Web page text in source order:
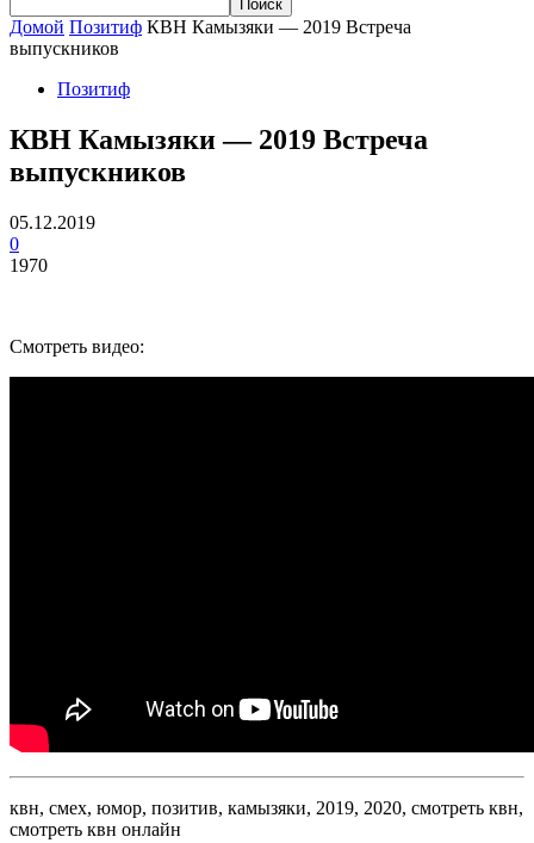
Домой Позитиф КВН Камызяки — 2019 Встреча
выпускников
Позитиф
КВН Камызяки — 2019 Встреча
выпускников
05.12.2019
0
1970
Смотреть видео:
квн, смех, юмор, позитив, камызяки, 2019, 2020, смотреть квн,
смотреть квн онлайн